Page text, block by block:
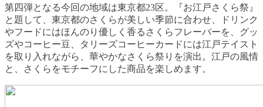
第四弾となる今回の地域は東京都23区。『お江戸さくら祭』
と題して、東京都のさくらが美しい季節に合わせ、ドリンク
やフードにはほんのり優しく香るさくらフレーバーを、グッ
ズやコーヒー豆、タリーズコーヒーカードには江戸テイスト
を取り入れながら、華やかなさくら祭りを演出。江戸の風情
と、さくらをモチーフにした商品を楽しめます。